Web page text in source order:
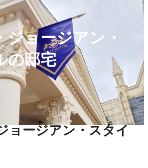
ジョージアン・
の邸宅
ョージアン・スタイ